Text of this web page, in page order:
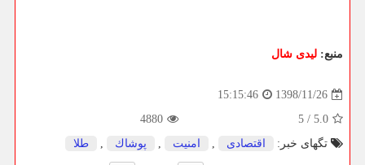
منبع: لیدی شال
1398/11/26
15:15:46
5.0
/
5
4880
تگهای خبر:
اقتصادی , امنیت , پوشاك , طلا